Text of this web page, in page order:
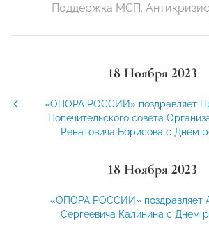
Поддержка МСП.
18 Ноября 2023
«ОПОРА РОССИИ» поздравляет
Попечительского совета
Ренатовича Борисова с Днем
18 Ноября 2023
«ОПОРА РОССИИ» поздравляет
Сергеевича Калинина с Днем